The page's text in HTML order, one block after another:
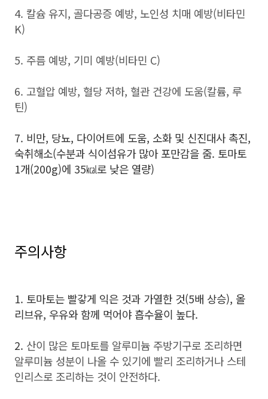
4. 칼슘 유지, 골다공증 예방, 노인성 치매 예방(비타민
K)
5. 주름 예방, 기미 예방(비타민 C)
6. 고혈압 예방, 혈당 저하, 혈관 건강에 도움(칼륨, 루
틴)
7. 비만, 당뇨, 다이어트에 도움, 소화 및 신진대사 촉진,
숙취해소(수분과 식이섬유가 많아 포만감을 줌. 토마토
1개(200g)에 35㎉로 낮은 열량)
주의사항
1. 토마토는 빨갛게 익은 것과 가열한 것(5배 상승), 올
리브유, 우유와 함께 먹어야 흡수율이 높다.
2. 산이 많은 토마토를 알루미늄 주방기구로 조리하면
알루미늄 성분이 나올 수 있기에 빨리 조리하거나 스테
인리스로 조리하는 것이 안전하다.